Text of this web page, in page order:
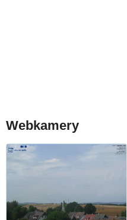
Webkamery